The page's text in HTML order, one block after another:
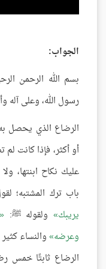
الجواب:
بسم الله الرحمن
رسول الله، وعلى آله
الرضاع الذي يحصل
أو أكثر، فإذا كانت
عليك نكاح ابنتها،
باب ترك المشتبه؛
يريبك
ولقوله ﷺ:
وعرضه والنساء
الرضاع ثابتًا خمس